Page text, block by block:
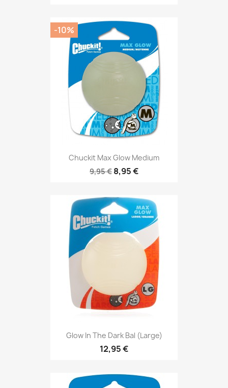
Chuckit Max Glow Medium
9,95 € 8,95 €
-10%
Glow In The Dark Bal (large)
12,95 €